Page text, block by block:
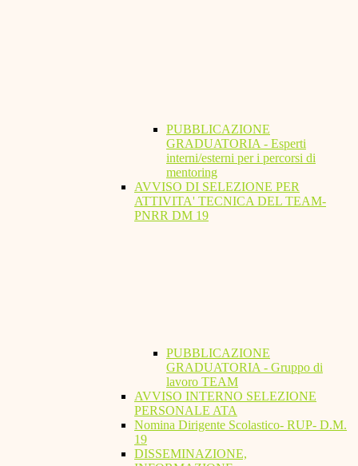
PUBBLICAZIONE
GRADUATORIA - Esperti
interni/esterni per i percorsi di
mentoring
AVVISO DI SELEZIONE PER
ATTIVITA' TECNICA DEL TEAM-
PNRR DM 19
PUBBLICAZIONE
GRADUATORIA - Gruppo di
lavoro TEAM
AVVISO INTERNO SELEZIONE
PERSONALE ATA
Nomina Dirigente Scolastico- RUP- D.M.
19
DISSEMINAZIONE,